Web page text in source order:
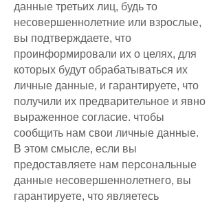
данные третьих лиц, будь то
несовершеннолетние или взрослые,
вы подтверждаете, что
проинформировали их о целях, для
которых будут обрабатываться их
личные данные, и гарантируете, что
получили их предварительное и явно
выраженное согласие. чтобы
сообщить нам свои личные данные.
В этом смысле, если вы
предоставляете нам персональные
данные несовершеннолетнего, вы
гарантируете, что являетесь